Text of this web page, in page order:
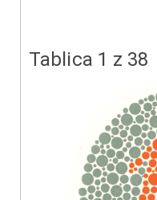
Tablica 1 z 38